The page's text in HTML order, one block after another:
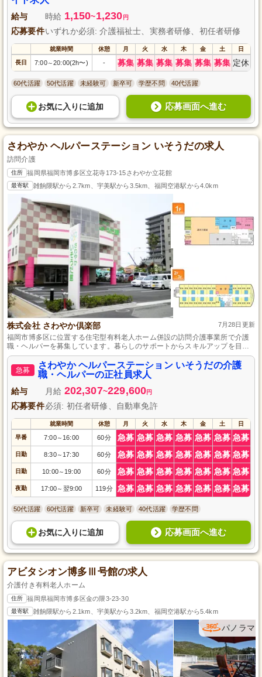
給与 時給 1,150~1,230 円
応募要件いずれか必須: 介護福祉士、実務者研修、初任者研修
就業時間 休憩 月 火 水 木 金 土 日
長日 7:00～20:00(2h〜) - 募集 募集 募集 募集 募集 募集 定休
60代活躍 50代活躍 未経験可 新卒可 学歴不問 40代活躍
お気に入り に追加 応募画面へ進む
さわやか ヘルパーステーション いそうだの求人
訪問介護
住所 福岡県福岡市博多区立花寺173-15さわやか立花館
最寄駅 雑餉隈駅から2.7km、宇美駅から3.5km、福岡空港駅から4.0km
株式会社 さわやか倶楽部 7月28日更新
福岡市博多区に位置する住宅型有料老人ホーム併設の訪問介護事業所で介護
職・ヘルパーを募集しています。暮らしのサポートからスキルアップを目指
せる環境まで、安定した仕事を望む方には最適です。確定拠出年金制度や居
酒屋の社割制度など、働きやすさと生活を豊かにする待遇も充実していま
す。急募
さわやか ヘルパーステーション いそうだの介護
職・ヘルパーの正社員求人
給与 月給 202,307~229,600円
応募要件必須: 初任者研修、自動車免許
就業時間 休憩 月 火 水 木 金 土 日
早番 7:00～ 16:00 60分 急募 急募 急募 急募 急募 急募 急募
日勤 8:30～ 17:30 60分 急募 急募 急募 急募 急募 急募 急募
日勤 10:00～ 19:00 60分 急募 急募 急募 急募 急募 急募 急募
夜勤 17:00～ 翌9:00 119分 急募 急募 急募 急募 急募 急募 急募
50代活躍 60代活躍 新卒可 未経験可 40代活躍 学歴不問
お気に入り に追加 応募画面へ進む
アビタシオン博多Ⅲ号館の求人
介護付き有料老人ホーム
住所 福岡県福岡市博多区金の隈3-23-30
最寄駅 雑餉隈駅から2.1km、宇美駅から3.2km、福岡空港駅から5.4km
パノラマ